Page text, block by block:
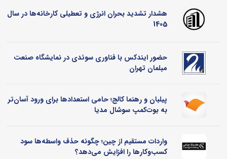
هشدار تشدید بحران انرژی و تعطیلی کارخانه‌ها در سال
1405
حضور ایندکس با فناوری سوئدی در نمایشگاه صنعت
مبلمان تهران
پیلبان و رهنما کالج؛ حامی استعدادها برای ورود آسان‌تر
به بوت‌کمپ سوشال مدیا
واردات مستقیم از چین؛ چگونه حذف واسطه‌ها سود
کسب‌وکارها را افزایش می‌دهد؟